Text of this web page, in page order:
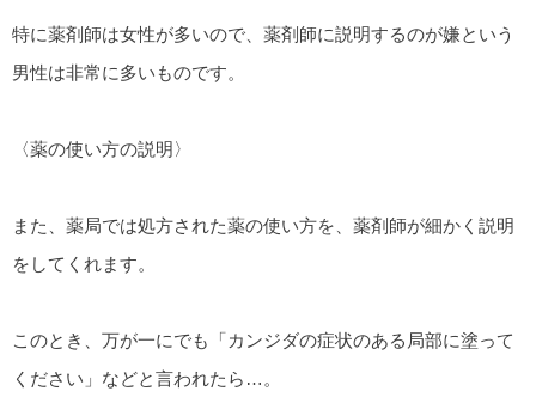
特に薬剤師は女性が多いので、薬剤師に説明するのが嫌という
男性は非常に多いものです。
〈薬の使い方の説明〉
また、薬局では処方された薬の使い方を、薬剤師が細かく説明
をしてくれます。
このとき、万が一にでも「カンジダの症状のある局部に塗って
ください」などと言われたら…。